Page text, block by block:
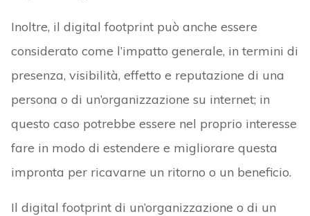
Inoltre, il digital footprint può anche essere
considerato come l’impatto generale, in termini di
presenza, visibilità, effetto e reputazione di una
persona o di un’organizzazione su internet; in
questo caso potrebbe essere nel proprio interesse
fare in modo di estendere e migliorare questa
impronta per ricavarne un ritorno o un beneficio.
Il digital footprint di un’organizzazione o di un